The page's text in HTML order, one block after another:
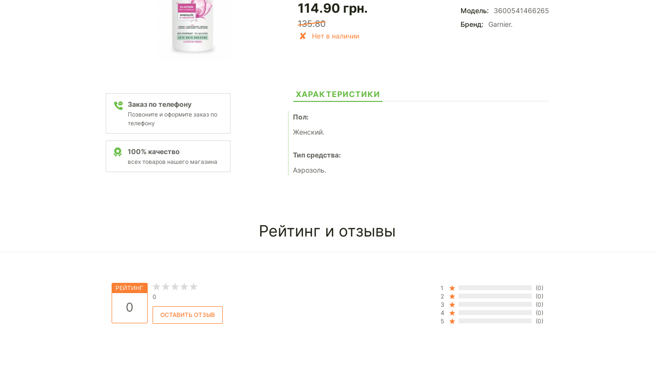
Заказ по телефону
Позвоните и оформите заказ по
телефону
100% качество
всех товаров нашего магазина
114.90 грн.
135.80
Нет в наличии
Модель:
3600541466265
Бренд:
Garnier.
ХАРАКТЕРИСТИКИ
Пол:
Женский.
Тип средства:
Аэрозоль.
Рейтинг и отзывы
РЕЙТИНГ
0
0
1
(0)
2
(0)
3
(0)
4
(0)
5
(0)